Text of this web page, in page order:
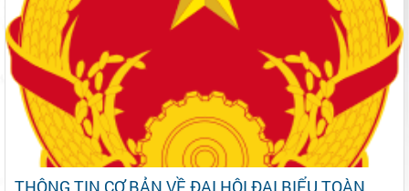
THÔNG TIN CƠ BẢN VỀ ĐẠI HỘI ĐẠI BIỂU TOÀN